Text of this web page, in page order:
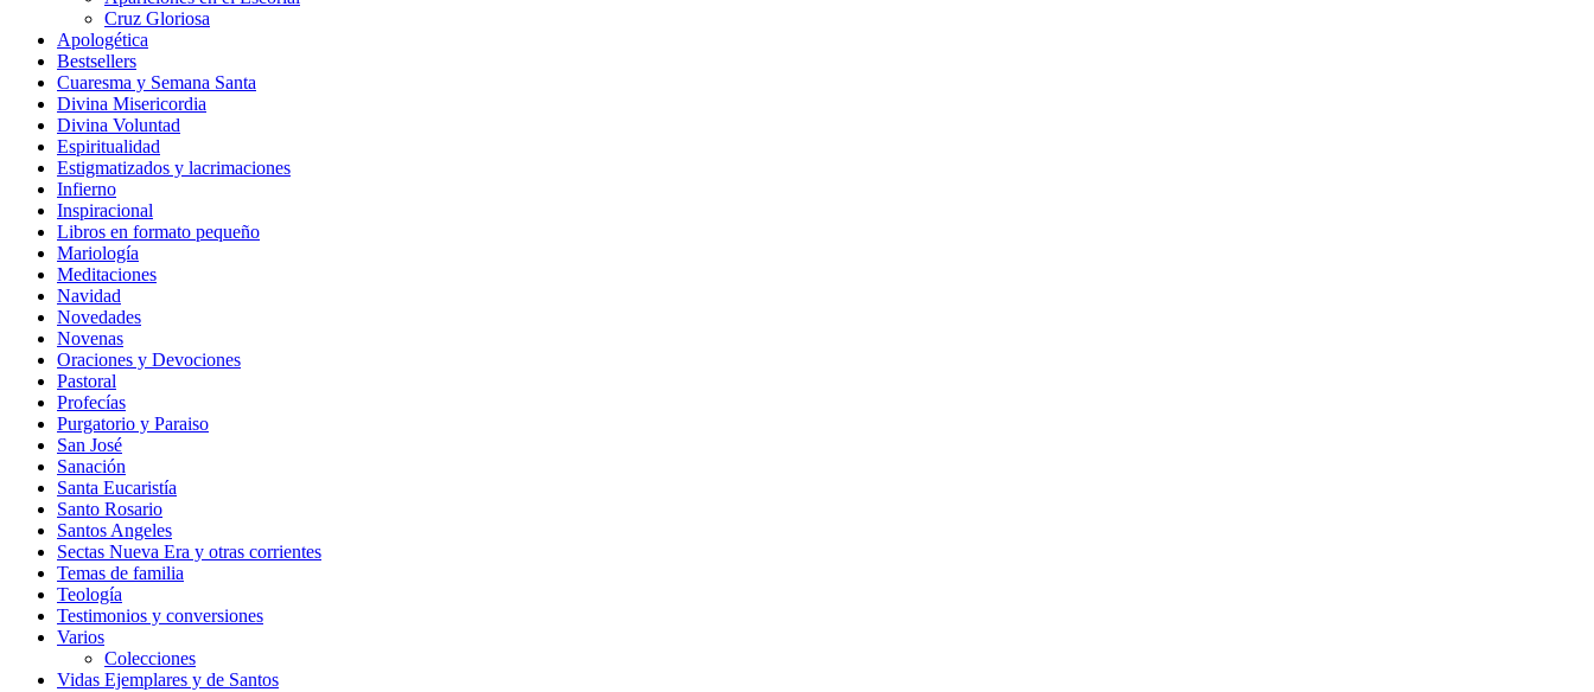
Cruz Gloriosa
Apologética
Bestsellers
Cuaresma y Semana Santa
Divina Misericordia
Divina Voluntad
Espiritualidad
Estigmatizados y lacrimaciones
Infierno
Inspiracional
Libros en formato pequeño
Mariología
Meditaciones
Navidad
Novedades
Novenas
Oraciones y Devociones
Pastoral
Profecías
Purgatorio y Paraiso
San José
Sanación
Santa Eucaristía
Santo Rosario
Santos Angeles
Sectas Nueva Era y otras corrientes
Temas de familia
Teología
Testimonios y conversiones
Varios
Colecciones
Vidas Ejemplares y de Santos